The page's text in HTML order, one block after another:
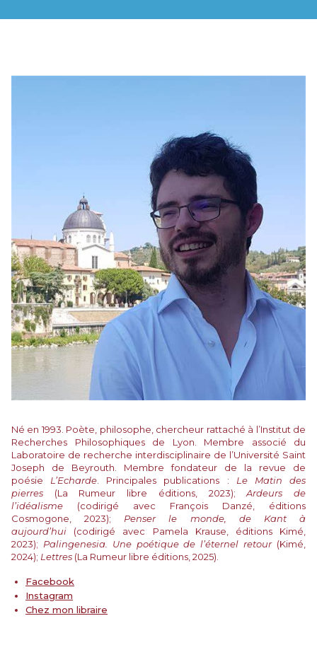
Né en 1993. Poète, philosophe, chercheur rattaché à l’Institut de
Recherches Philosophiques de Lyon. Membre associé du
Laboratoire de recherche interdisciplinaire de l’Université Saint
Joseph de Beyrouth. Membre fondateur de la revue de
poésie L’Echarde . Principales publications : Le Matin des
pierres (La Rumeur libre éditions, 2023);Ardeurs de
l’idéalisme (codirigé avec François Danzé, éditions
Cosmogone, 2023); Penser le monde, de Kant à
aujourd’hui (codirigé avec Pamela Krause, éditions Kimé,
2023); Palingenesia. Une poétique de l’éternel retour(Kimé,
2024); Lettres (La Rumeur libre éditions, 2025).
Facebook
Instagram
Chez mon libraire